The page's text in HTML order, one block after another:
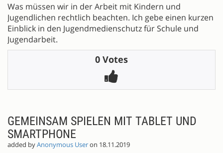
Was müssen wir in der Arbeit mit Kindern und
Jugendlichen rechtlich beachten. Ich gebe einen kurzen
Einblick in den Jugendmedienschutz für Schule und
Jugendarbeit.
0 Votes
GEMEINSAM SPIELEN MIT TABLET UND
SMARTPHONE
added byAnonymous Useron 18.11.2019